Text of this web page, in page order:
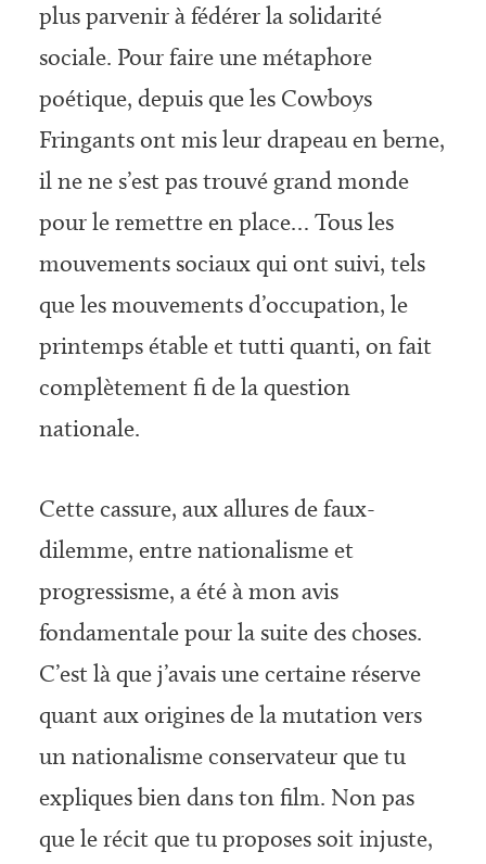
plus parvenir à fédérer la solidarité
sociale. Pour faire une métaphore
poétique, depuis que les Cowboys
Fringants ont mis leur drapeau en berne,
il ne ne s’est pas trouvé grand monde
pour le remettre en place… Tous les
mouvements sociaux qui ont suivi, tels
que les mouvements d’occupation, le
printemps étable et tutti quanti, on fait
complètement fi de la question
nationale.
Cette cassure, aux allures de faux-
dilemme, entre nationalisme et
progressisme, a été à mon avis
fondamentale pour la suite des choses.
C’est là que j’avais une certaine réserve
quant aux origines de la mutation vers
un nationalisme conservateur que tu
expliques bien dans ton film. Non pas
que le récit que tu proposes soit injuste,